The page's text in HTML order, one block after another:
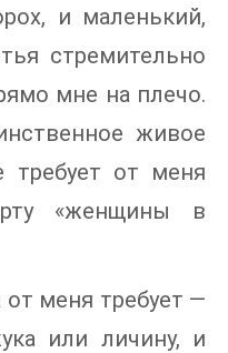
и маленький,
стремительно
мне на плечо.
живое
требует от меня
«женщины в
меня требует —
или личину, и